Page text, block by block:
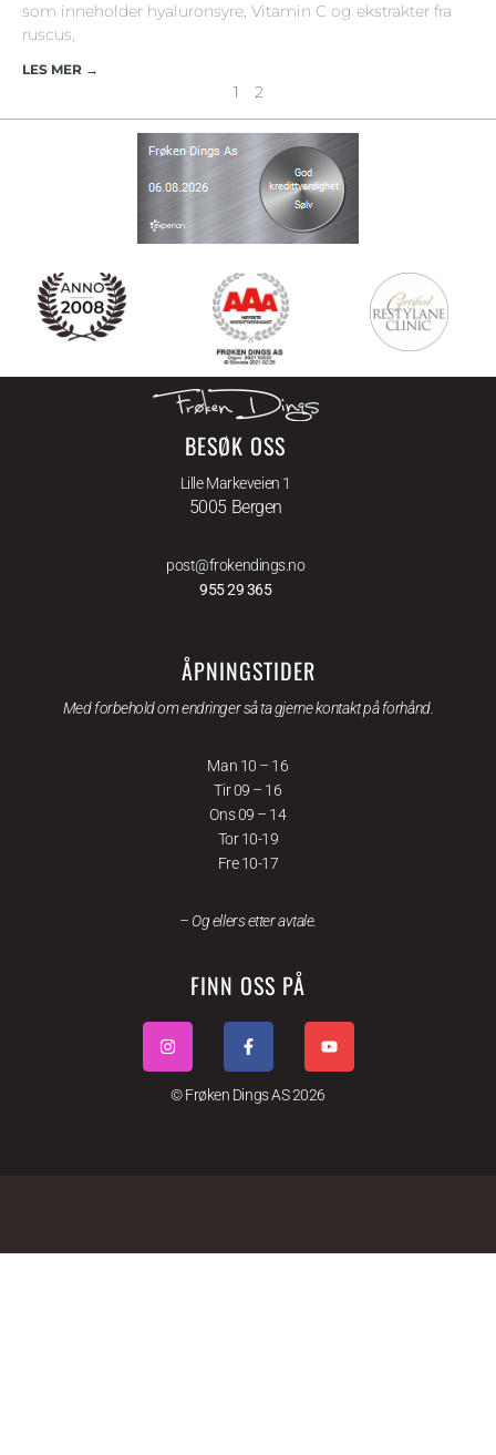
som inneholder hyaluronsyre, Vitamin C og ekstrakter fra
ruscus,
LES MER →
1 2
BESØK OSS
Lille Markeveien 1
5005 Bergen
post@frokendings.no
955 29 365
ÅPNINGSTIDER
Med forbehold om endringer så ta gjerne kontakt på forhånd.
Man 10 – 16
Tir 09 – 16
Ons 09 – 14
Tor 10-19
Fre 10-17
– Og ellers etter avtale.
FINN OSS PÅ
© Frøken Dings AS 2026